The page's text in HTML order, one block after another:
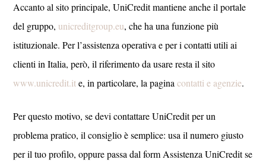
Accanto al sito principale, UniCredit mantiene anche il portale
del gruppo,unicreditgroup.eu, che ha una funzione più
istituzionale. Per l’assistenza operativa e per i contatti utili ai
clienti in Italia, però, il riferimento da usare resta il sito
www.unicredit.ite, in particolare, la paginacontatti e agenzie.
Per questo motivo, se devi contattare UniCredit per un
problema pratico, il consiglio è semplice: usa il numero giusto
per il tuo profilo, oppure passa dal form Assistenza UniCredit se